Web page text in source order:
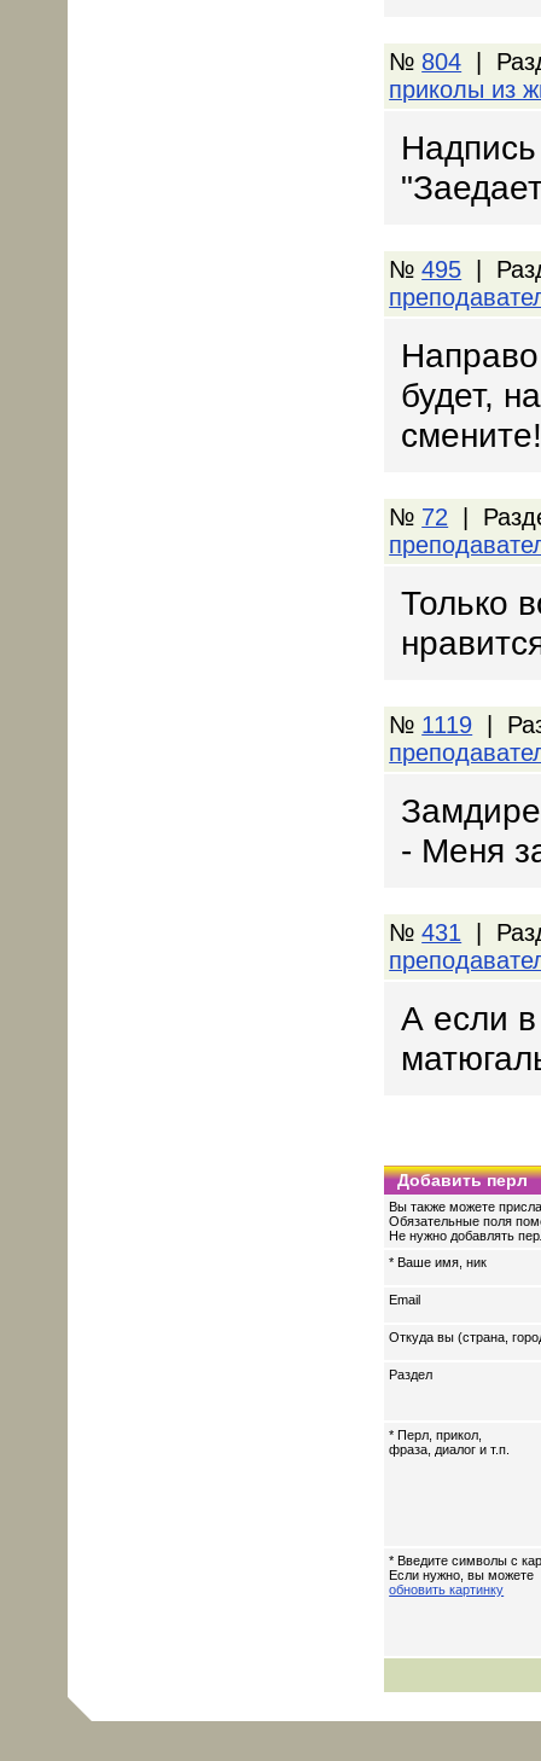
№ 804 |
приколы из
№495 |
будет,
№ 72 |
Только
№ 1119 |
- Меня
№431 |
А если в
Добавить перл
Вы также можете
Обязательные поля
Не нужно добавлять
* Ваше имя, ник
Email
Откуда вы (страна,
Раздел
* Перл, прикол,
фраза, диалог и т.п.
* Введите символы с
Если нужно, вы можете
обновить картинку